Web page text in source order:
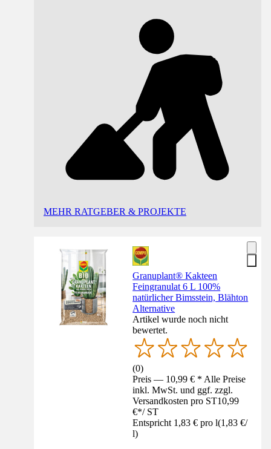
MEHR RATGEBER & PROJEKTE
Granuplant® Kakteen
Feingranulat 6 L 100%
natürlicher Bimsstein, Blähton
Alternative
Artikel wurde noch nicht
bewertet.
(0)
Preis — 10,99 € * Alle Preise
inkl. MwSt. und ggf. zzgl.
Versandkosten pro ST10,99
€*/ ST
Entspricht 1,83 € pro l(1,83 €/
l)